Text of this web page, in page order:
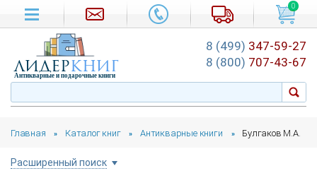
Главная » Каталог книг » Антикварные книги » Булгаков М.А.
Расширенный поиск
0
лидеркниг
Антикварные и подарочные книги
8 (499) 347-59-27
8 (800) 707-43-67